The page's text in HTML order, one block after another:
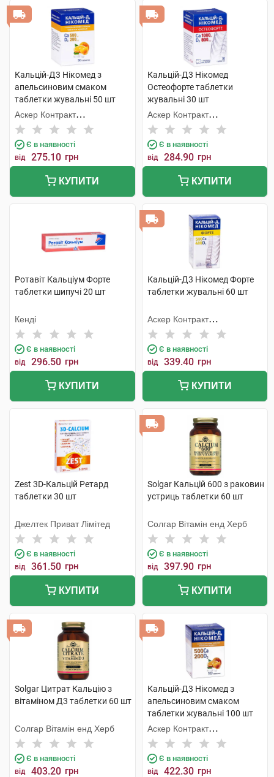
Кальцій-Д3 Нікомед з
апельсиновим смаком
таблетки жувальні 50 шт
Аскер Контракт
Мануфекчерінг АС
Є в наявності
від 275.10 грн
КУПИТИ
Кальцій-Д3 Нікомед
Остеофорте таблетки
жувальні 30 шт
Аскер Контракт
Мануфекчерінг АС
Є в наявності
від 284.90 грн
КУПИТИ
Ротавіт Кальціум Форте
таблетки шипучі 20 шт
Кенді
Є в наявності
від 296.50 грн
КУПИТИ
Кальцій-Д3 Нікомед Форте
таблетки жувальні 60 шт
Аскер Контракт
Мануфекчерінг АС
Є в наявності
від 339.40 грн
КУПИТИ
Zest 3D-Кальцій Ретард
таблетки 30 шт
Джелтек Приват Лімітед
Є в наявності
від 361.50 грн
КУПИТИ
Solgar Кальцій 600 з раковин
устриць таблетки 60 шт
Солгар Вітамін енд Херб
Є в наявності
від 397.90 грн
КУПИТИ
Solgar Цитрат Кальцію з
вітаміном Д3 таблетки 60 шт
Солгар Вітамін енд Херб
Є в наявності
від 403.20 грн
Кальцій-Д3 Нікомед з
апельсиновим смаком
таблетки жувальні 100 шт
Аскер Контракт
Мануфекчерінг АС
Є в наявності
від 422.30 грн